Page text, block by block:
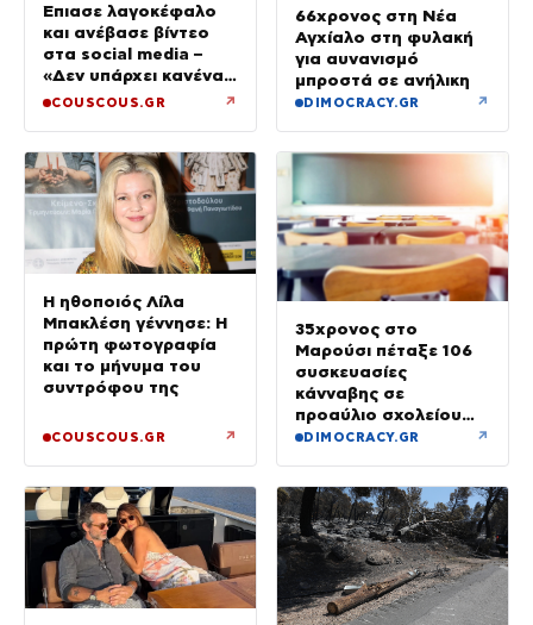
Έπιασε λαγοκέφαλο
και ανέβασε βίντεο
στα social media –
«Δεν υπάρχει κανένας
λόγος να φοβόμαστε»
COUSCOUS.GR ↗
66χρονος στη Νέα
Αγχίαλο στη φυλακή
για αυνανισμό
μπροστά σε ανήλικη
DIMOCRACY.GR ↗
Η ηθοποιός Λίλα
Μπακλέση γέννησε: Η
πρώτη φωτογραφία
και το μήνυμα του
συντρόφου της
COUSCOUS.GR ↗
35χρονος στο
Μαρούσι πέταξε 106
συσκευασίες
κάνναβης σε
προαύλιο σχολείου
και έφυγε μόλις είδε
DIMOCRACY.GR ↗